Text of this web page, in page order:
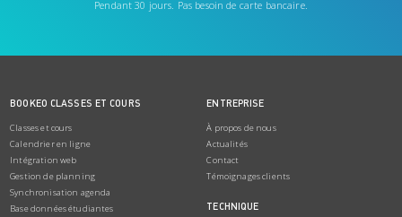
Pendant 30 jours. Pas besoin de carte bancaire.
BOOKEO CLASSES ET COURS
Classes et cours
Calendrier en ligne
Intégration web
Gestion de planning
Synchronisation agenda
Base données étudiantes
ENTREPRISE
À propos de nous
Actualités
Contact
Témoignages clients
TECHNIQUE